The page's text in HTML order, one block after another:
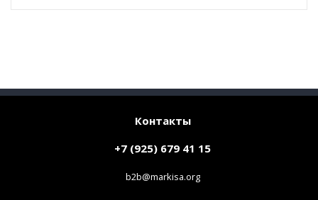
Контакты
+7 (925) 679 41 15
b2b@markisa.org